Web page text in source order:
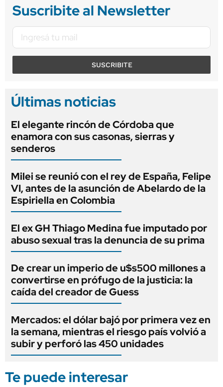
Suscribite al Newsletter
SUSCRIBITE
Últimas noticias
El elegante rincón de Córdoba que
enamora con sus casonas, sierras y
senderos
Milei se reunió con el rey de España, Felipe
VI, antes de la asunción de Abelardo de la
Espiriella en Colombia
El ex GH Thiago Medina fue imputado por
abuso sexual tras la denuncia de su prima
De crear un imperio de u$s500 millones a
convertirse en prófugo de la justicia: la
caída del creador de Guess
Mercados: el dólar bajó por primera vez en
la semana, mientras el riesgo país volvió a
subir y perforó las 450 unidades
Te puede interesar